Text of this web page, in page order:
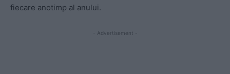
fiecare anotimp al anului.
- Advertisement -